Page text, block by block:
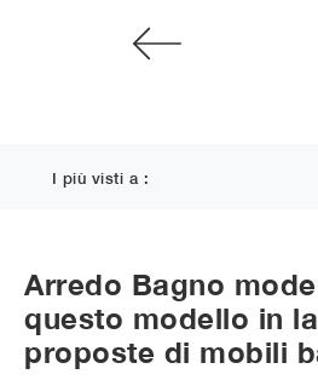
I più visti a :
Arredo Bagno
questo modello in
proposte di mobili